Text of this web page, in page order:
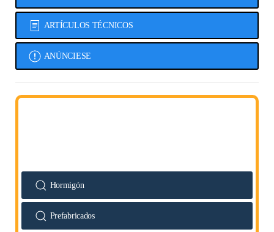
ARTÍCULOS TÉCNICOS
ANÚNCIESE
Hormigón
Prefabricados